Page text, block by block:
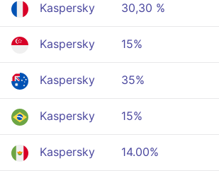
Kaspersky 30,30 %
Kaspersky 15%
Kaspersky 35%
Kaspersky 15%
Kaspersky 14.00%